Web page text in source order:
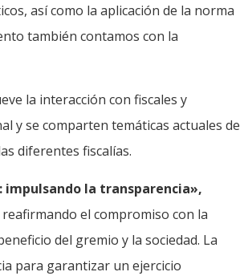
así como la aplicación de la norma
también contamos con la
la interacción con fiscales y
y se comparten temáticas actuales de
diferentes fiscalías.
impulsando la transparencia»,
el compromiso con la
del gremio y la sociedad. La
para garantizar un ejercicio